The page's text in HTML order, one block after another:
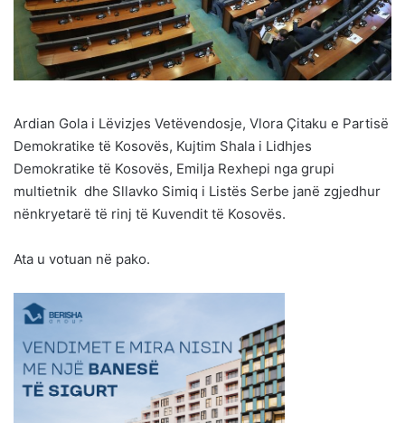
Ardian Gola i Lëvizjes Vetëvendosje, Vlora Çitaku e Partisë
Demokratike të Kosovës, Kujtim Shala i Lidhjes
Demokratike të Kosovës, Emilja Rexhepi nga grupi
multietnik dhe Sllavko Simiq i Listës Serbe janë zgjedhur
nënkryetarë të rinj të Kuvendit të Kosovës.
Ata u votuan në pako.